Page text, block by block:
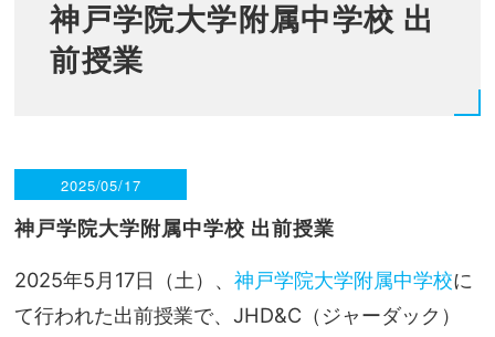
神戸学院大学附属中学校 出
前授業
2025/05/17
神戸学院大学附属中学校 出前授業
2025年5月17日（土）、神戸学院大学附属中学校に
て行われた出前授業で、JHD&C（ジャーダック）